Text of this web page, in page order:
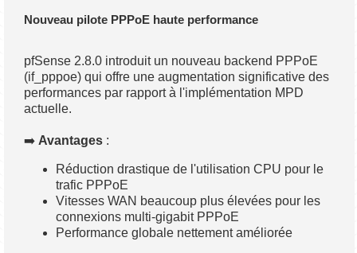
Nouveau pilote PPPoE haute performance
pfSense 2.8.0 introduit un nouveau backend PPPoE
(if_pppoe) qui offre une augmentation significative des
performances par rapport à l'implémentation MPD
actuelle.
➡️ Avantages :
Réduction drastique de l'utilisation CPU pour le
trafic PPPoE
Vitesses WAN beaucoup plus élevées pour les
connexions multi-gigabit PPPoE
Performance globale nettement améliorée